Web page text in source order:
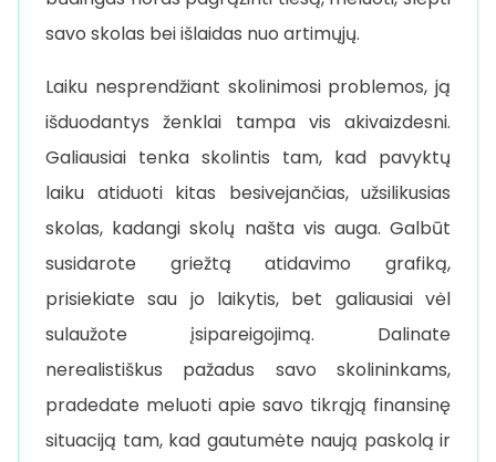
savo skolas bei išlaidas nuo artimųjų.
Laiku nesprendžiant skolinimosi problemos, ją
išduodantys ženklai tampa vis akivaizdesni.
Galiausiai tenka skolintis tam, kad pavyktų
laiku atiduoti kitas besivejančias, užsilikusias
skolas, kadangi skolų našta vis auga. Galbūt
susidarote griežtą atidavimo grafiką,
prisiekiate sau jo laikytis, bet galiausiai vėl
sulaužote įsipareigojimą. Dalinate
nerealistiškus pažadus savo skolininkams,
pradedate meluoti apie savo tikrąją finansinę
situaciją tam, kad gautumėte naują paskolą ir